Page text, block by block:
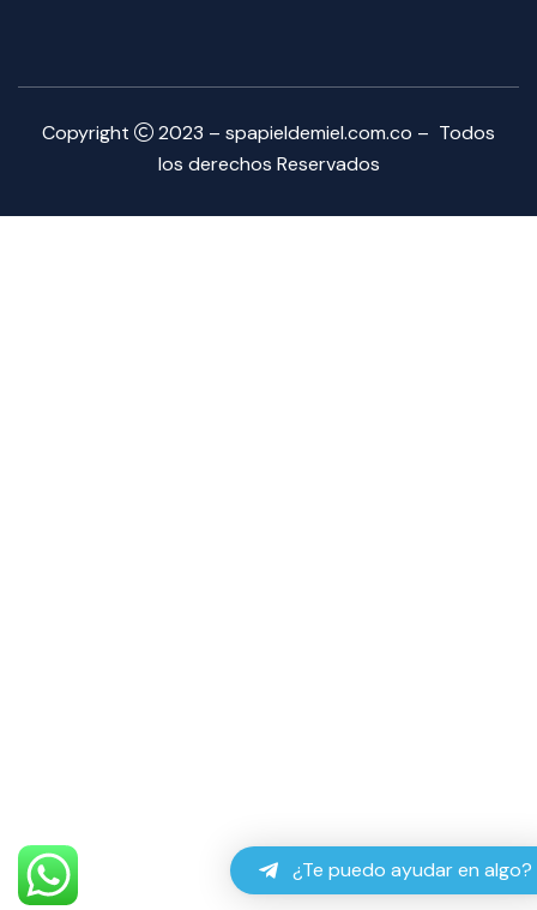
Copyright
2023 – spapieldemiel.com.co – Todos
los derechos Reservados
¿Te puedo ayudar en algo?